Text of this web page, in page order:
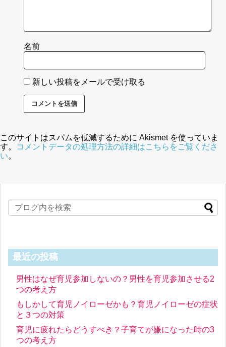
名前
新しい投稿をメールで受け取る
このサイトはスパムを低減するために Akismet を使っていま
す。
コメントデータの処理方法の詳細はこちらをご覧くださ
い。
最近の投稿
男性はなぜ育児参加しないの？男性を育児参加させる2
つの考え方
もしかして育児ノイローゼかも？育児ノイローゼの症状
と３つの対策
育児に疲れたらどうすべき？子育てが嫌になった時の3
つの考え方